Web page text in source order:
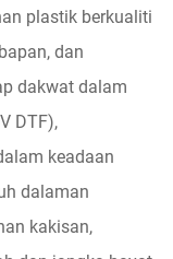
plastik berkualiti
dan
dakwat dalam
DTF),
keadaan
dalaman
kakisan,